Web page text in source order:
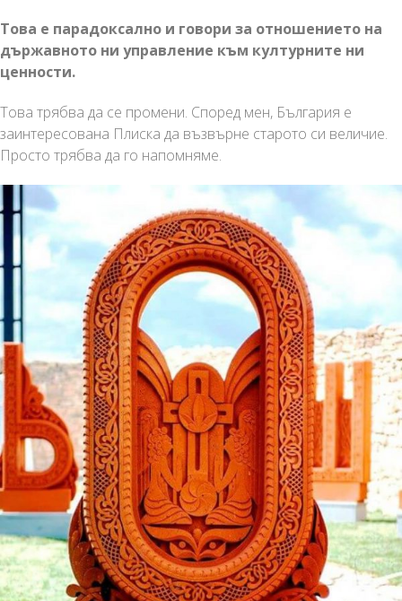
Това е парадоксално и говори за отношението на
държавното ни управление към културните ни
ценности.
Това трябва да се промени. Според мен, България е
заинтересована Плиска да възвърне старото си величие.
Просто трябва да го напомняме.